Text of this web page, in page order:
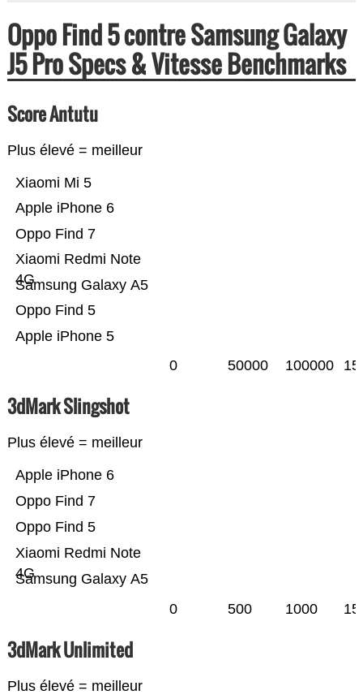
Oppo Find 5 contre Samsung Galaxy
J5 Pro Specs & Vitesse Benchmarks
Score Antutu
Plus élevé = meilleur
Apple iPhone 5
Oppo Find 5
Samsung Galaxy A5
Xiaomi Redmi Note
4G
Oppo Find 7
Apple iPhone 6
Xiaomi Mi 5
0 50000 100000
3dMark Slingshot
Plus élevé = meilleur
Samsung Galaxy A5
Xiaomi Redmi Note
4G
Oppo Find 5
Oppo Find 7
Apple iPhone 6
0 500 1000
3dMark Unlimited
Plus élevé = meilleur